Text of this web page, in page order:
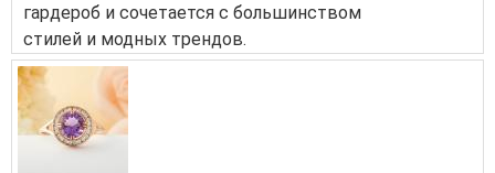
гардероб и сочетается с большинством
стилей и модных трендов.